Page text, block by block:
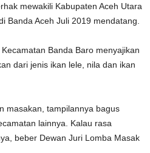
mewakili Kabupaten Aceh Utara
Banda Aceh Juli 2019 mendatang.
Banda Baro menyajikan
dari jenis ikan lele, nila dan ikan
masakan, tampilannya bagus
lainnya. Kalau rasa
beber Dewan Juri Lomba Masak